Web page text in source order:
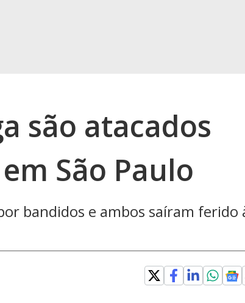
são atacados
São Paulo
bandidos e ambos saíram ferido